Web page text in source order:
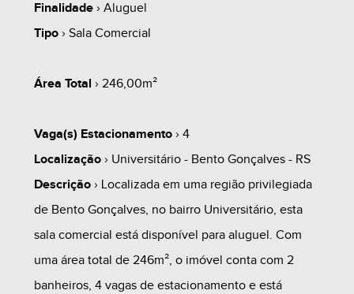
Finalidade› Aluguel
Tipo› Sala Comercial
Área Total › 246,00m²
Vaga(s) Estacionamento› 4
Localização› Universitário - Bento Gonçalves - RS
Descrição› Localizada em uma região privilegiada
de Bento Gonçalves, no bairro Universitário, esta
sala comercial está disponível para aluguel. Com
uma área total de 246m², o imóvel conta com 2
banheiros, 4 vagas de estacionamento e está